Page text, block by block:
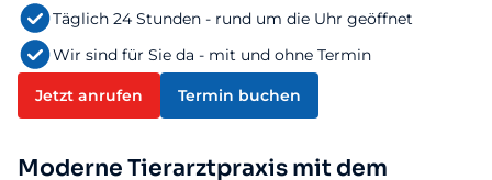
Täglich 24 Stunden - rund um die Uhr geöffnet
Wir sind für Sie da - mit und ohne Termin
Jetzt anrufen Termin buchen
Moderne Tierarztpraxis mit dem